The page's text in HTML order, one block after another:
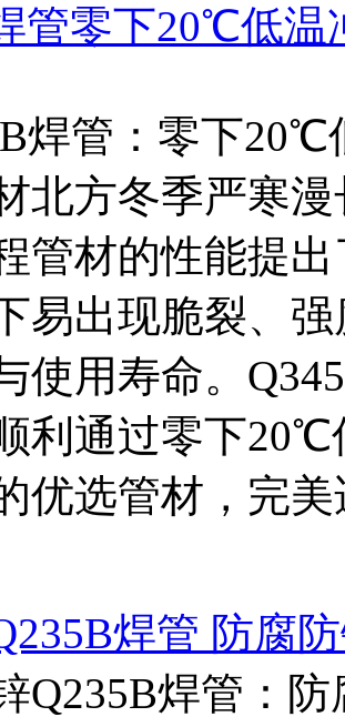
管零下20℃低温
焊管：零下
北方冬季严寒
管材的性能提
易出现脆裂、
使用寿命。
利通过零下20℃
优选管材，完
焊管 防腐
Q235B焊管：